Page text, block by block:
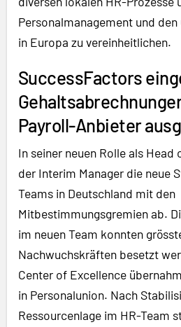
Personalmanagement und
in Europa zu vereinheitlichen.
SuccessFactors
Payroll-Anbieter
In seiner neuen Rolle als
der Interim Manager die neue
Teams in Deutschland mit den
Mitbestimmungsgremien ab.
im neuen Team konnten
Nachwuchskräften besetzt
Center of Excellence
in Personalunion. Nach
Ressourcenlage im HR-Team